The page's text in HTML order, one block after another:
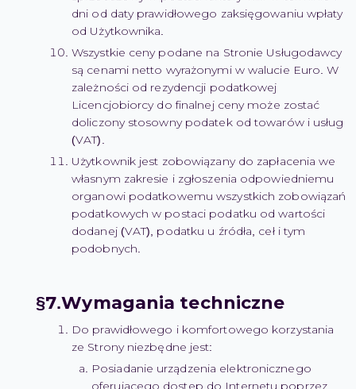
dni od daty prawidłowego zaksięgowaniu wpłaty
od Użytkownika.
Wszystkie ceny podane na Stronie Usługodawcy
są cenami netto wyrażonymi w walucie Euro. W
zależności od rezydencji podatkowej
Licencjobiorcy do finalnej ceny może zostać
doliczony stosowny podatek od towarów i usług
(VAT).
Użytkownik jest zobowiązany do zapłacenia we
własnym zakresie i zgłoszenia odpowiedniemu
organowi podatkowemu wszystkich zobowiązań
podatkowych w postaci podatku od wartości
dodanej (VAT), podatku u źródła, ceł i tym
podobnych.
Wymagania techniczne
Do prawidłowego i komfortowego korzystania
ze Strony niezbędne jest:
Posiadanie urządzenia elektronicznego
oferującego dostęp do Internetu poprzez